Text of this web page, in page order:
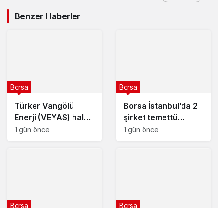
Ekim 2024
Benzer Haberler
Türker Vangölü
Enerji (VEYAS) halka
arz tarihleri
Borsa
1 gün önce
Borsa İstanbul’da 2
şirket temettü
kararını açıkladı – 7
Borsa
1 gün önce
Borsa Borsa